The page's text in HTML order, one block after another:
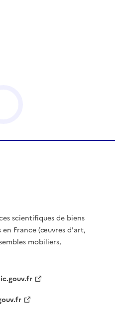
scientifiques de biens
en France (œuvres d'art,
mobiliers,